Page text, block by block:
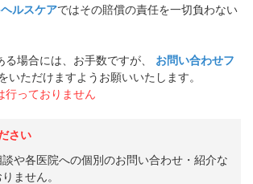
ルスケアではその賠償の責任を一切負わない
場合には、お手数ですが、
お問い合わせフ
いただけますようお願いいたします。
っておりません
さい
や各医院への個別のお問い合わせ・紹介な
ません。